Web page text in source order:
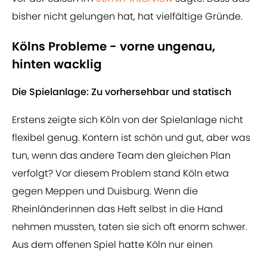
bisher nicht gelungen hat, hat vielfältige Gründe.
Kölns Probleme - vorne ungenau,
hinten wacklig
Die Spielanlage: Zu vorhersehbar und statisch
Erstens zeigte sich Köln von der Spielanlage nicht
flexibel genug. Kontern ist schön und gut, aber was
tun, wenn das andere Team den gleichen Plan
verfolgt? Vor diesem Problem stand Köln etwa
gegen Meppen und Duisburg. Wenn die
Rheinländerinnen das Heft selbst in die Hand
nehmen mussten, taten sie sich oft enorm schwer.
Aus dem offenen Spiel hatte Köln nur einen